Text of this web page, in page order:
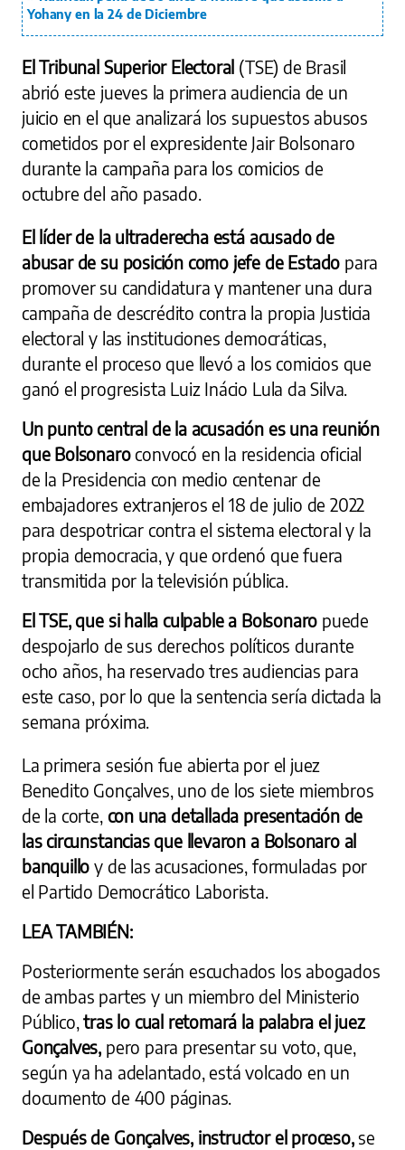
Yohany en la 24 de Diciembre
El Tribunal Superior Electoral (TSE) de Brasil
abrió este jueves la primera audiencia de un
juicio en el que analizará los supuestos abusos
cometidos por el expresidente Jair Bolsonaro
durante la campaña para los comicios de
octubre del año pasado.
El líder de la ultraderecha está acusado de
abusar de su posición como jefe de Estado para
promover su candidatura y mantener una dura
campaña de descrédito contra la propia Justicia
electoral y las instituciones democráticas,
durante el proceso que llevó a los comicios que
ganó el progresista Luiz Inácio Lula da Silva.
Un punto central de la acusación es una reunión
que Bolsonaroconvocó en la residencia oficial
de la Presidencia con medio centenar de
embajadores extranjeros el 18 de julio de 2022
para despotricar contra el sistema electoral y la
propia democracia, y que ordenó que fuera
transmitida por la televisión pública.
El TSE, que si halla culpable a Bolsonaro puede
despojarlo de sus derechos políticos durante
ocho años, ha reservado tres audiencias para
este caso, por lo que la sentencia sería dictada la
semana próxima.
La primera sesión fue abierta por el juez
Benedito Gonçalves, uno de los siete miembros
de la corte, con una detallada presentación de
las circunstancias que llevaron a Bolsonaro al
banquilloy de las acusaciones, formuladas por
el Partido Democrático Laborista.
LEA TAMBIÉN:
Posteriormente serán escuchados los abogados
de ambas partes y un miembro del Ministerio
Público,tras lo cual retomará la palabra el juez
Gonçalves, pero para presentar su voto, que,
según ya ha adelantado, está volcado en un
documento de 400 páginas.
Después de Gonçalves, instructor el proceso,se